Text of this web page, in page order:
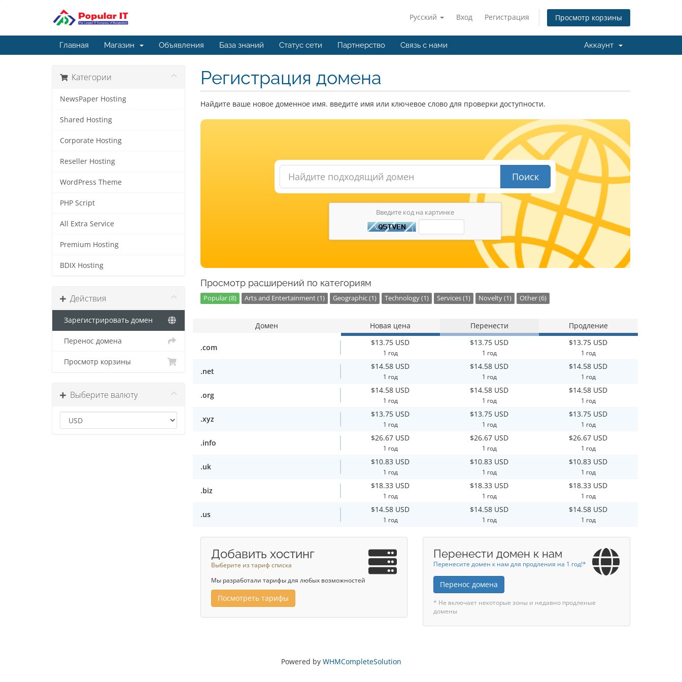
Русский Вход Регистрация Просмотр корзины
Главная Магазин Объявления База знаний Статус сети Партнерство Связь с нами Аккаунт
Категории
NewsPaper Hosting
Shared Hosting
Corporate Hosting
Reseller Hosting
WordPress Theme
PHP Script
All Extra Service
Premium Hosting
BDIX Hosting
Действия
Зарегистрировать домен
Перенос домена
Просмотр корзины
Выберите валюту
Регистрация домена
Найдите ваше новое доменное имя. введите имя или ключевое слово для проверки доступности.
Поиск
Введите код на картинке
Просмотр расширений по категориям
Popular (8) Arts and Entertainment (1) Geographic (1) Technology (1) Services (1) Novelty (1) Other (6)
Домен Новая цена Перенести Продление
.com
$13.75 USD
1 год
$13.75 USD
1 год
$13.75 USD
1 год
.net
$14.58 USD
1 год
$14.58 USD
1 год
$14.58 USD
1 год
.org
$14.58 USD
1 год
$14.58 USD
1 год
$14.58 USD
1 год
.xyz
$13.75 USD
1 год
$13.75 USD
1 год
$13.75 USD
1 год
.info
$26.67 USD
1 год
$26.67 USD
1 год
$26.67 USD
1 год
.uk
$10.83 USD
1 год
$10.83 USD
1 год
$10.83 USD
1 год
.biz
$18.33 USD
1 год
$18.33 USD
1 год
$18.33 USD
1 год
.us
$14.58 USD
1 год
$14.58 USD
1 год
$14.58 USD
1 год
Добавить хостинг
Выберите из тариф списка
Мы разработали тарифы для любых возможностей
Посмотреть тарифы
Перенести домен к нам
Перенесите домен к нам для продления на 1 год!*
Перенос домена
* Не включает некоторые зоны и недавно продленые
домены
Powered by WHMCompleteSolution